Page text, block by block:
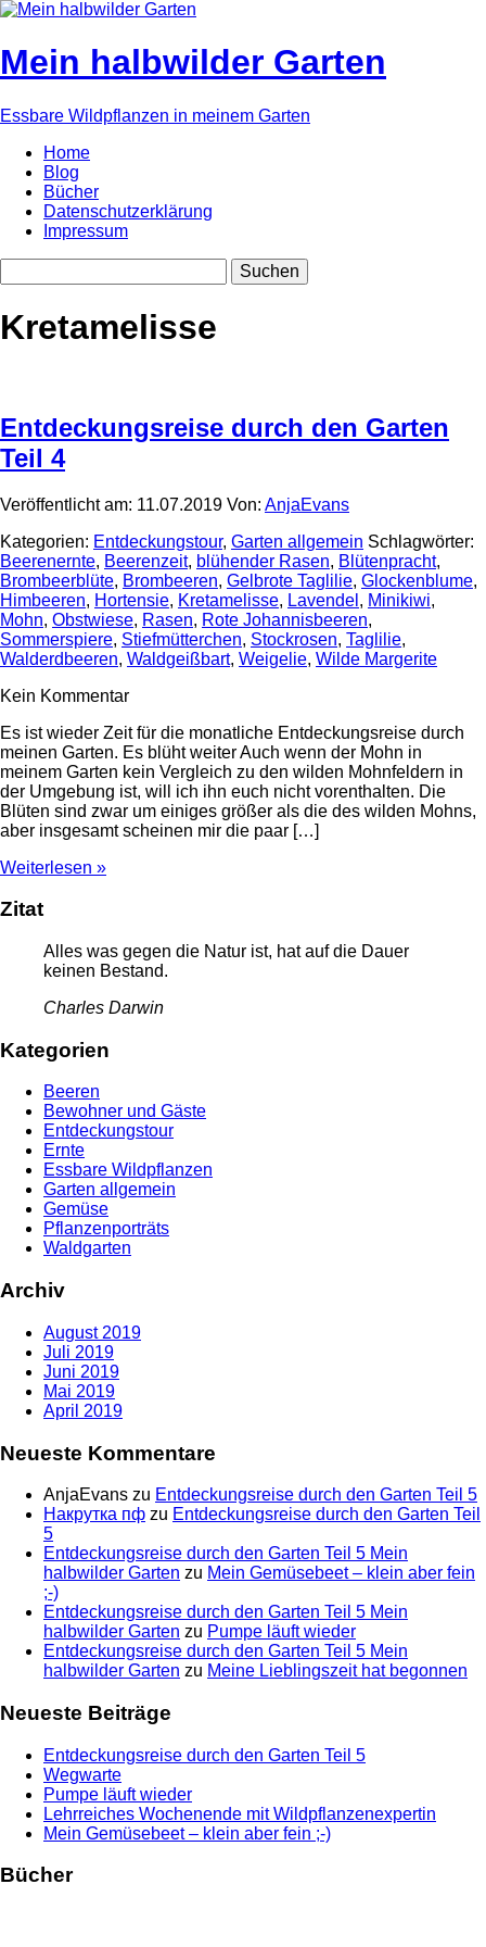
Mein halbwilder Garten
Essbare Wildpflanzen in meinem Garten
Home
Blog
Bücher
Datenschutzerklärung
Impressum
Kretamelisse
Entdeckungsreise durch den Garten
Teil 4
Veröffentlicht am: 11.07.2019 Von: AnjaEvans
Kategorien: Entdeckungstour, Garten allgemein Schlagwörter:
Beerenernte, Beerenzeit, blühender Rasen, Blütenpracht,
Brombeerblüte, Brombeeren, Gelbrote Taglilie, Glockenblume,
Himbeeren, Hortensie, Kretamelisse, Lavendel , Minikiwi,
Mohn, Obstwiese, Rasen, Rote Johannisbeeren,
Sommerspiere, Stiefmütterchen, Stockrosen, Taglilie,
Walderdbeeren, Waldgeißbart, Weigelie, Wilde Margerite
Kein Kommentar
Es ist wieder Zeit für die monatliche Entdeckungsreise durch
meinen Garten. Es blüht weiter Auch wenn der Mohn in
meinem Garten kein Vergleich zu den wilden Mohnfeldern in
der Umgebung ist, will ich ihn euch nicht vorenthalten. Die
Blüten sind zwar um einiges größer als die des wilden Mohns,
aber insgesamt scheinen mir die paar […]
Weiterlesen »
Zitat
Alles was gegen die Natur ist, hat auf die Dauer
keinen Bestand.
Charles Darwin
Kategorien
Beeren
Bewohner und Gäste
Entdeckungstour
Ernte
Essbare Wildpflanzen
Garten allgemein
Gemüse
Pflanzenporträts
Waldgarten
Archiv
August 2019
Juli 2019
Juni 2019
Mai 2019
April 2019
Neueste Kommentare
AnjaEvans zu Entdeckungsreise durch den Garten Teil 5
Накрутка пф zu Entdeckungsreise durch den Garten Teil
5
Entdeckungsreise durch den Garten Teil 5 Mein
halbwilder Garten zu Mein Gemüsebeet – klein aber fein
;-)
Entdeckungsreise durch den Garten Teil 5 Mein
halbwilder Garten zu Pumpe läuft wieder
Entdeckungsreise durch den Garten Teil 5 Mein
halbwilder Garten zu Meine Lieblingszeit hat begonnen
Neueste Beiträge
Entdeckungsreise durch den Garten Teil 5
Wegwarte
Pumpe läuft wieder
Lehrreiches Wochenende mit Wildpflanzenexpertin
Mein Gemüsebeet – klein aber fein ;-)
Bücher